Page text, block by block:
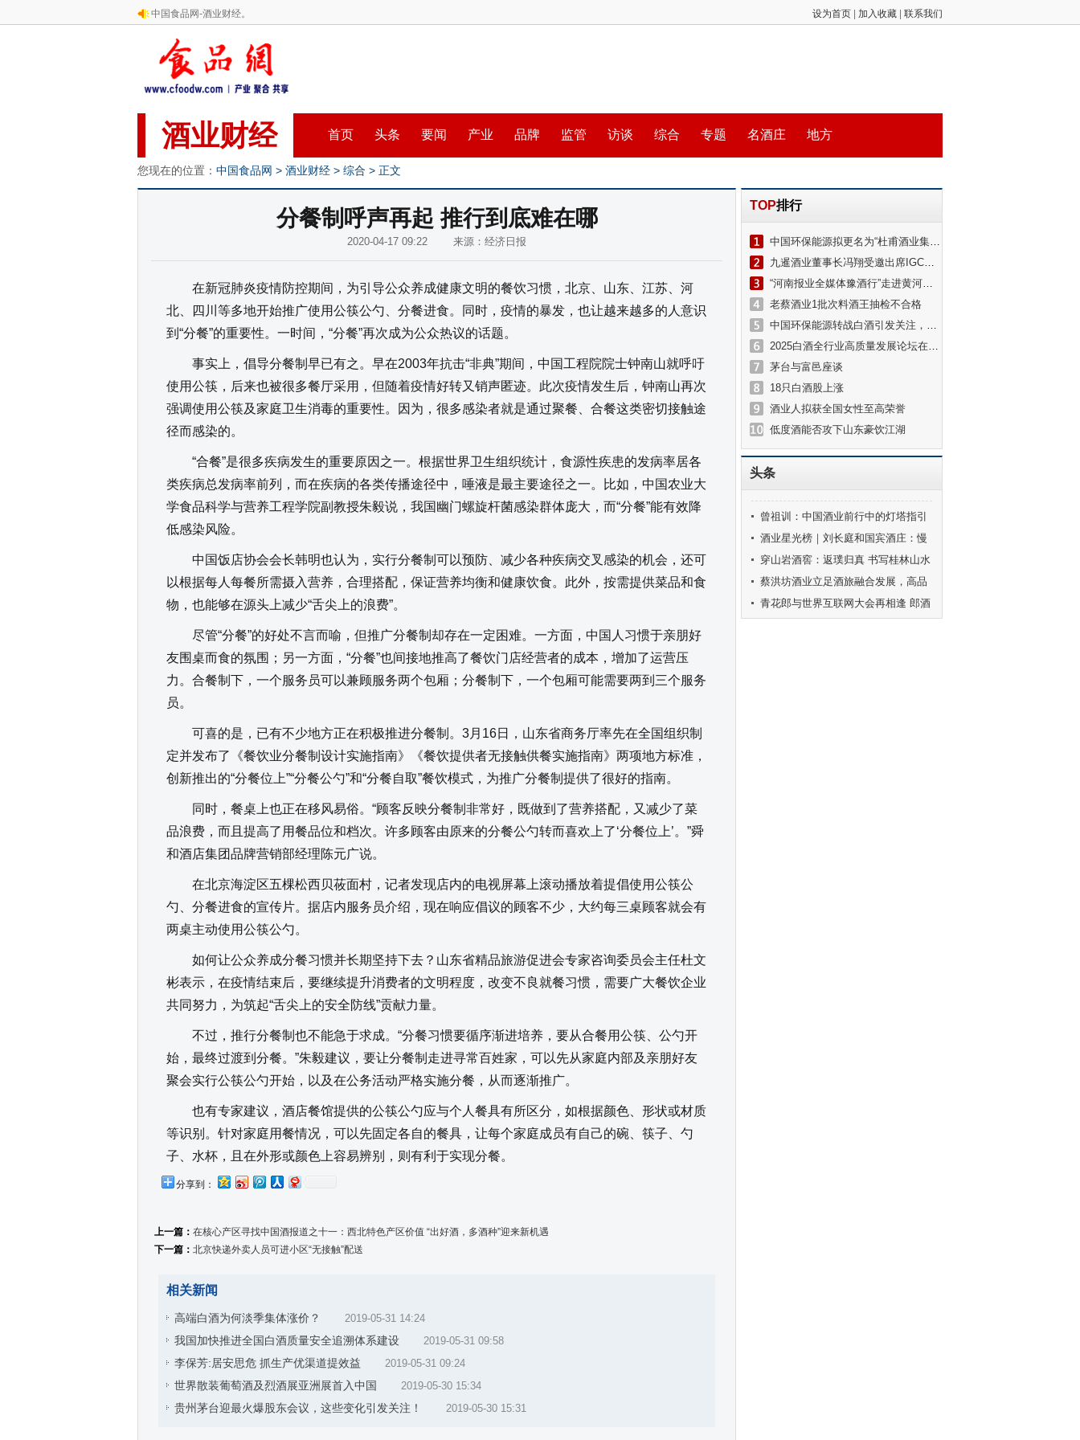
中国食品网-酒业财经。 设为首页 加入收藏 联系我们
酒业财经 首页 头条 要闻 产业 品牌 监管 访谈 综合 专题 名酒庄 地方
您现在的位置： 中国食品网 > 酒业财经 > 综合 > 正文
分餐制呼声再起 推行到底难在哪
2020-04-17 09:22 来源：经济日报
在新冠肺炎疫情防控期间，为引导公众养成健康文明的餐饮习惯，北京、山东、江苏、河
北、四川等多地开始推广使用公筷公勺、分餐进食。同时，疫情的暴发，也让越来越多的人意识
到“分餐”的重要性。一时间，“分餐”再次成为公众热议的话题。
事实上，倡导分餐制早已有之。早在2003年抗击“非典”期间，中国工程院院士钟南山就呼吁
使用公筷，后来也被很多餐厅采用，但随着疫情好转又销声匿迹。此次疫情发生后，钟南山再次
强调使用公筷及家庭卫生消毒的重要性。因为，很多感染者就是通过聚餐、合餐这类密切接触途
径而感染的。
“合餐”是很多疾病发生的重要原因之一。根据世界卫生组织统计，食源性疾患的发病率居各
类疾病总发病率前列，而在疾病的各类传播途径中，唾液是最主要途径之一。比如，中国农业大
学食品科学与营养工程学院副教授朱毅说，我国幽门螺旋杆菌感染群体庞大，而“分餐”能有效降
低感染风险。
中国饭店协会会长韩明也认为，实行分餐制可以预防、减少各种疾病交叉感染的机会，还可
以根据每人每餐所需摄入营养，合理搭配，保证营养均衡和健康饮食。此外，按需提供菜品和食
物，也能够在源头上减少“舌尖上的浪费”。
尽管“分餐”的好处不言而喻，但推广分餐制却存在一定困难。一方面，中国人习惯于亲朋好
友围桌而食的氛围；另一方面，“分餐”也间接地推高了餐饮门店经营者的成本，增加了运营压
力。合餐制下，一个服务员可以兼顾服务两个包厢；分餐制下，一个包厢可能需要两到三个服务
员。
可喜的是，已有不少地方正在积极推进分餐制。3月16日，山东省商务厅率先在全国组织制
定并发布了《餐饮业分餐制设计实施指南》《餐饮提供者无接触供餐实施指南》两项地方标准，
创新推出的“分餐位上”“分餐公勺”和“分餐自取”餐饮模式，为推广分餐制提供了很好的指南。
同时，餐桌上也正在移风易俗。“顾客反映分餐制非常好，既做到了营养搭配，又减少了菜
品浪费，而且提高了用餐品位和档次。许多顾客由原来的分餐公勺转而喜欢上了‘分餐位上’。”舜
和酒店集团品牌营销部经理陈元广说。
在北京海淀区五棵松西贝莜面村，记者发现店内的电视屏幕上滚动播放着提倡使用公筷公
勺、分餐进食的宣传片。据店内服务员介绍，现在响应倡议的顾客不少，大约每三桌顾客就会有
两桌主动使用公筷公勺。
如何让公众养成分餐习惯并长期坚持下去？山东省精品旅游促进会专家咨询委员会主任杜文
彬表示，在疫情结束后，要继续提升消费者的文明程度，改变不良就餐习惯，需要广大餐饮企业
共同努力，为筑起“舌尖上的安全防线”贡献力量。
不过，推行分餐制也不能急于求成。“分餐习惯要循序渐进培养，要从合餐用公筷、公勺开
始，最终过渡到分餐。”朱毅建议，要让分餐制走进寻常百姓家，可以先从家庭内部及亲朋好友
聚会实行公筷公勺开始，以及在公务活动严格实施分餐，从而逐渐推广。
也有专家建议，酒店餐馆提供的公筷公勺应与个人餐具有所区分，如根据颜色、形状或材质
等识别。针对家庭用餐情况，可以先固定各自的餐具，让每个家庭成员有自己的碗、筷子、勺
子、水杯，且在外形或颜色上容易辨别，则有利于实现分餐。
分享到：
上一篇： 在核心产区寻找中国酒报道之十一：西北特色产区价值 “出好酒，多酒种”迎来新机遇
下一篇： 北京快递外卖人员可进小区“无接触”配送
相关新闻
高端白酒为何淡季集体涨价？ 2019-05-31 14:24
我国加快推进全国白酒质量安全追溯体系建设 2019-05-31 09:58
李保芳:居安思危 抓生产优渠道提效益 2019-05-31 09:24
世界散装葡萄酒及烈酒展亚洲展首入中国 2019-05-30 15:34
贵州茅台迎最火爆股东会议，这些变化引发关注！ 2019-05-30 15:31
TOP排行
中国环保能源拟更名为“杜甫酒业集团有限公司”
九暹酒业董事长冯翔受邀出席IGC国际烈酒大赛暨中国白酒出海论坛
“河南报业全媒体豫酒行”走进黄河酒业
老蔡酒业1批次料酒王抽检不合格
中国环保能源转战白酒引发关注，杜甫酒业冲击港股上市？公司董事长回应
2025白酒全行业高质量发展论坛在京举办
茅台与富邑座谈
18只白酒股上涨
酒业人拟获全国女性至高荣誉
低度酒能否攻下山东豪饮江湖
头条
曾祖训：中国酒业前行中的灯塔指引
着酒业健康发展的方向
酒业星光榜｜刘长庭和国宾酒庄：慢
酒盛唐的梦想坚守
穿山岩酒窖：返璞归真 书写桂林山水
的共情故事
蔡洪坊酒业立足酒旅融合发展，高品
质精准表达中原名酒底色
青花郎与世界互联网大会再相逢 郎酒